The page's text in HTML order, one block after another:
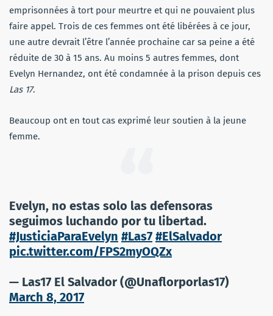
emprisonnées à tort pour meurtre et qui ne pouvaient plus
faire appel. Trois de ces femmes ont été libérées à ce jour,
une autre devrait l’être l’année prochaine car sa peine a été
réduite de 30 à 15 ans. Au moins 5 autres femmes, dont
Evelyn Hernandez, ont été condamnée à la prison depuis ces
Las 17.
Beaucoup ont en tout cas exprimé leur soutien à la jeune
femme.
Evelyn, no estas solo las defensoras
seguimos luchando por tu libertad.
#JusticiaParaEvelyn #Las7 #ElSalvador
pic.twitter.com/FPS2myOQZx
— Las17 El Salvador (@Unaflorporlas17)
March 8, 2017